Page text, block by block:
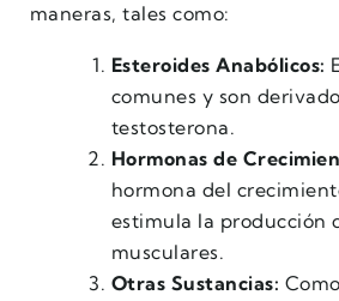
maneras, tales como:
Esteroides Anabólicos:
comunes y son
testosterona.
Hormonas de
hormona del
estimula la producción
musculares.
Otras Sustancias: